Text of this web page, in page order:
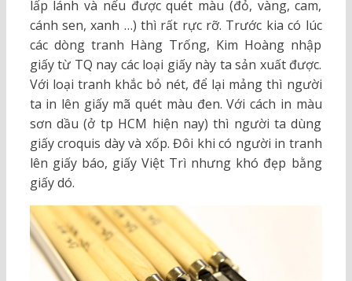
lấp lánh và nếu được quét màu (đỏ, vàng, cam,
cánh sen, xanh …) thì rất rực rỡ. Trước kia có lúc
các dòng tranh Hàng Trống, Kim Hoàng nhập
giấy từ TQ nay các loại giấy này ta sản xuất được.
Với loại tranh khắc bỏ nét, để lại mảng thì người
ta in lên giấy mã quét màu đen. Với cách in màu
sơn dầu (ở tp HCM hiện nay) thì người ta dùng
giấy croquis dày và xốp. Đôi khi có người in tranh
lên giấy báo, giấy Việt Trì nhưng khó đẹp bằng
giấy dó.